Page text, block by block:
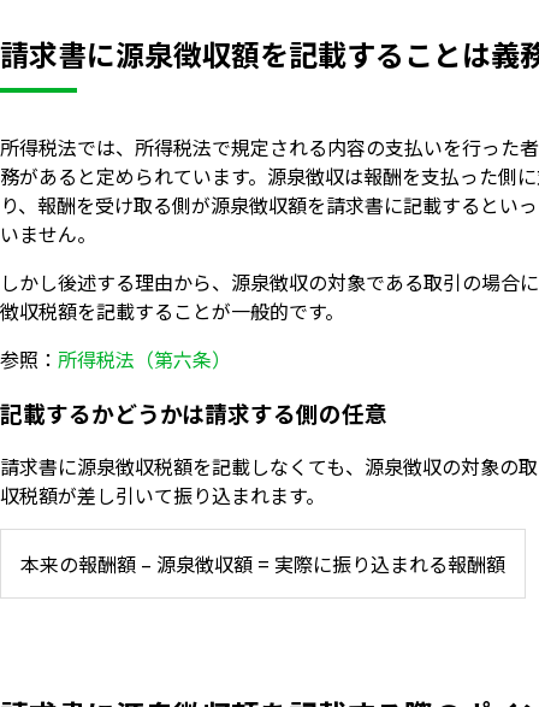
請求書に源泉徴収額を記載することは義
所得税法では、所得税法で規定される内容の支払いを行った
務があると定められています。源泉徴収は報酬を支払った側
り、報酬を受け取る側が源泉徴収額を請求書に記載するとい
いません。
しかし後述する理由から、源泉徴収の対象である取引の場合
徴収税額を記載することが一般的です。
参照： 所得税法（第六条）
記載するかどうかは請求する側の任意
請求書に源泉徴収税額を記載しなくても、源泉徴収の対象の
収税額が差し引いて振り込まれます。
本来の報酬額 – 源泉徴収額 = 実際に振り込まれる報酬額